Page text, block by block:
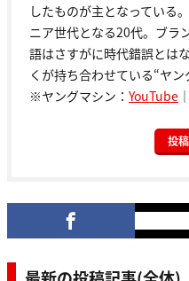
したものが主となっている
ニア世代となる20代。ブラ
語はさすがに時代錯誤とは
くが持ち合わせている“ヤン
※ヤングマシン： YouTube ｜
投